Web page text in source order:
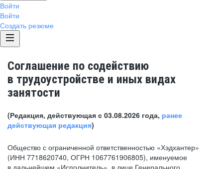
Войти
Войти
Создать резюме
Соглашение по содействию
в трудоустройстве и иных видах
занятости
(Редакция, действующая с 03.08.2026 года, ранее
действующая редакция)
Общество с ограниченной ответственностью «Хэдхантер»
(ИНН 7718620740, ОГРН 1067761906805), именуемое
в дальнейшем «Исполнитель», в лице Генерального